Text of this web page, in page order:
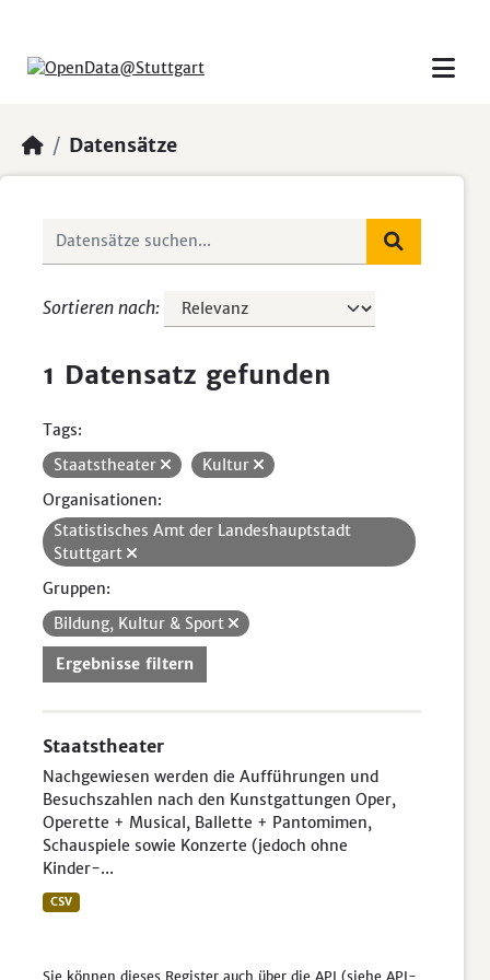
Datensätze
Sortieren nach
1 Datensatz gefunden
Tags:
Staatstheater
Kultur
Organisationen:
Statistisches Amt der Landeshauptstadt
Stuttgart
Gruppen:
Bildung, Kultur & Sport
Ergebnisse filtern
Staatstheater
Nachgewiesen werden die Aufführungen und
Besuchszahlen nach den Kunstgattungen Oper,
Operette + Musical, Ballette + Pantomimen,
Schauspiele sowie Konzerte (jedoch ohne
Kinder-...
CSV
Sie können dieses Register auch über die API (siehe API-